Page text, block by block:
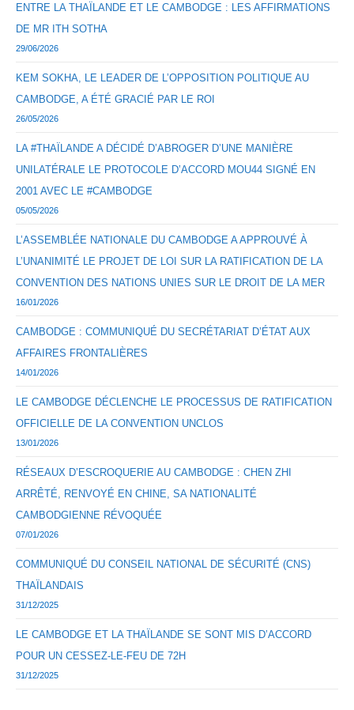
ENTRE LA THAÏLANDE ET LE CAMBODGE : LES AFFIRMATIONS
DE MR ITH SOTHA
29/06/2026
KEM SOKHA, LE LEADER DE L’OPPOSITION POLITIQUE AU
CAMBODGE, A ÉTÉ GRACIÉ PAR LE ROI
26/05/2026
LA #THAÏLANDE A DÉCIDÉ D’ABROGER D’UNE MANIÈRE
UNILATÉRALE LE PROTOCOLE D’ACCORD MOU44 SIGNÉ EN
2001 AVEC LE #CAMBODGE
05/05/2026
L’ASSEMBLÉE NATIONALE DU CAMBODGE A APPROUVÉ À
L’UNANIMITÉ LE PROJET DE LOI SUR LA RATIFICATION DE LA
CONVENTION DES NATIONS UNIES SUR LE DROIT DE LA MER
16/01/2026
CAMBODGE : COMMUNIQUÉ DU SECRÉTARIAT D’ÉTAT AUX
AFFAIRES FRONTALIÈRES
14/01/2026
LE CAMBODGE DÉCLENCHE LE PROCESSUS DE RATIFICATION
OFFICIELLE DE LA CONVENTION UNCLOS
13/01/2026
RÉSEAUX D’ESCROQUERIE AU CAMBODGE : CHEN ZHI
ARRÊTÉ, RENVOYÉ EN CHINE, SA NATIONALITÉ
CAMBODGIENNE RÉVOQUÉE
07/01/2026
COMMUNIQUÉ DU CONSEIL NATIONAL DE SÉCURITÉ (CNS)
THAÏLANDAIS
31/12/2025
LE CAMBODGE ET LA THAÏLANDE SE SONT MIS D’ACCORD
POUR UN CESSEZ-LE-FEU DE 72H
31/12/2025